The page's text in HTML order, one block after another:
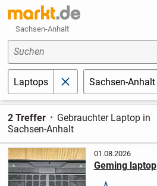
Sachsen-Anhalt
Suchen
Laptops schließenSachsen-Anhalt
2 Treffer
Gebrauchter Laptop in
Sachsen-Anhalt
01.08.2026
Geming laptop